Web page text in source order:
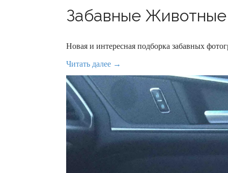
Забавные Животные
Новая и интересная подборка забавных
Читать далее →